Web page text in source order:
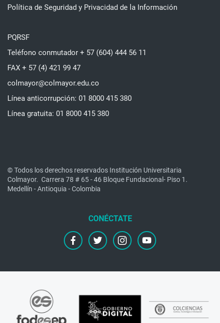
Política de Seguridad y Privacidad de la Información
PQRSF
Teléfono conmutador + 57 (604) 444 56 11
FAX + 57 (4) 421 99 47
colmayor@colmayor.edu.co
Línea anticorrupción: 01 8000 415 380
Línea gratuita: 01 8000 415 380
© Todos los derechos reservados Institución Universitaria
Colmayor. Carrera 78 # 65 - 46 Bloque Fundacional- Piso 1.
Medellín - Antioquia - Colombia